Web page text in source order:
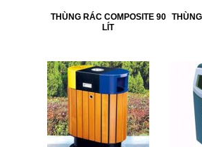
THÙNG RÁC COMPOSITE 90
LÍT